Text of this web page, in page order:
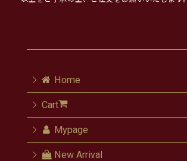
Home
Cart
Mypage
New Arrival